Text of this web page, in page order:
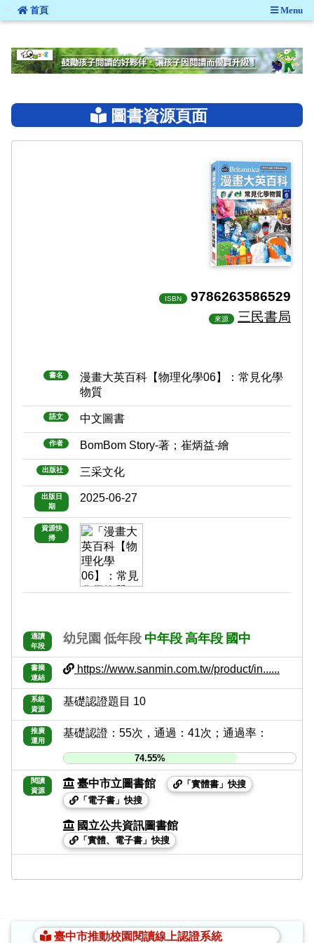
::: 首頁 Menu
圖書資源頁面
ISBN 9786263586529
來源 三民書局
書名
漫畫大英百科【物理化學06】：常見化學
物質
語文 中文圖書
作者 BomBom Story-著；崔炳益-繪
出版社 三采文化
出版日
期
2025-06-27
資源快
掃
適讀
年段
幼兒園 低年段 中年段 高年段 國中
書摘
連結
https://www.sanmin.com.tw/product/in......
系統
資源
基礎認證題目 10
推廣
運用
基礎認證：55次，通過：41次；通過率：
74.55%
閱讀
資源
臺中市立圖書館
「實體書」快搜
「電子書」快搜
國立公共資訊圖書館
「實體、電子書」快搜
臺中市推動校園閱讀線上認證系統